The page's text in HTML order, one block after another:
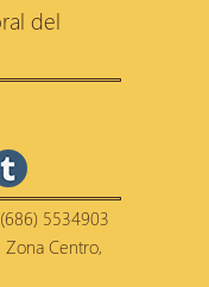
del
5534903
Zona Centro,